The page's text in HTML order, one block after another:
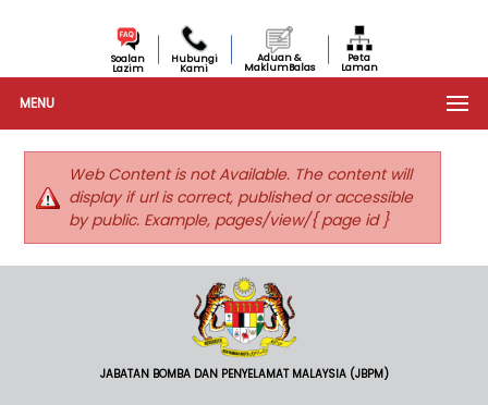
Soalan
Lazim
Hubungi
Kami
Aduan &
MaklumBalas
Peta
Laman
MENU
Web Content is not Available. The content will
display if url is correct, published or accessible
by public. Example, pages/view/{ page id }
JABATAN BOMBA DAN PENYELAMAT MALAYSIA (JBPM)